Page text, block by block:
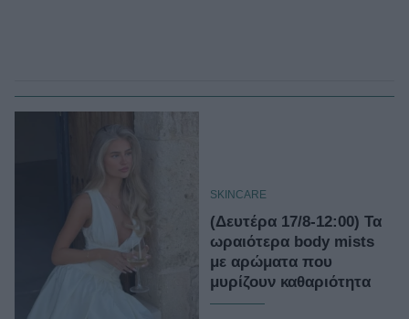
SKINCARE
(Δευτέρα 17/8-12:00) Τα
ωραιότερα body mists
με αρώματα που
μυρίζουν καθαριότητα